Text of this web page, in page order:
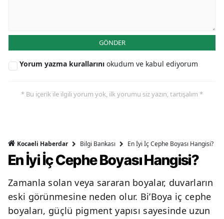
GÖNDER
Yorum yazma kurallarını okudum ve kabul ediyorum
* Bu içerik ile ilgili yorum yok, ilk yorumu siz yazın, tartışalım *
Kocaeli Haberdar Bilgi Bankası En İyi İç Cephe Boyası Hangisi?
En İyi İç Cephe Boyası Hangisi?
Zamanla solan veya sararan boyalar, duvarların
eski görünmesine neden olur. Bi’Boya iç cephe
boyaları, güçlü pigment yapısı sayesinde uzun